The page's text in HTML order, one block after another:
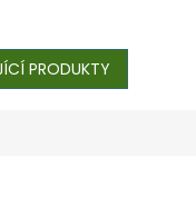
PRODUKTY